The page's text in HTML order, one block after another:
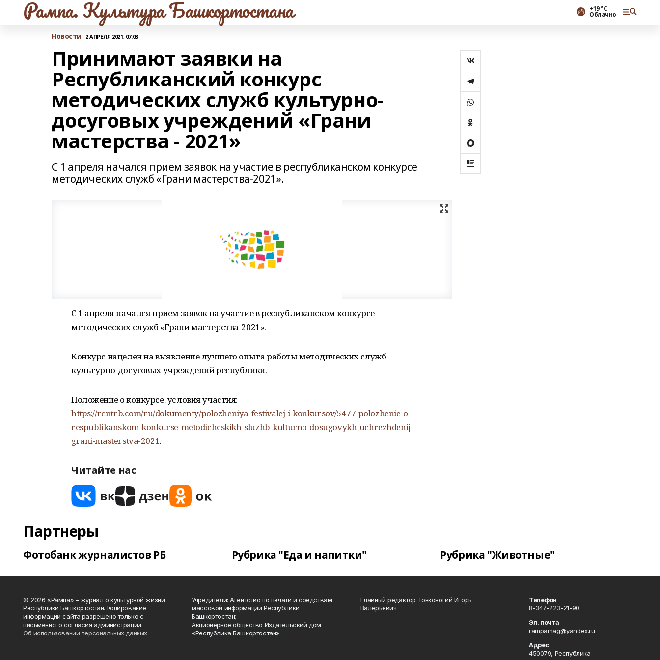
Рампа. Культура Башкортостана +19 °С
Облачно
Новости 2 АПРЕЛЯ 2021, 07:03
Принимают заявки на
Республиканский конкурс
методических служб культурно-
досуговых учреждений «Грани
мастерства - 2021»
С 1 апреля начался прием заявок на участие в республиканском конкурсе
методических служб «Грани мастерства-2021».
С 1 апреля начался прием заявок на участие в республиканском конкурсе
методических служб «Грани мастерства-2021».
Конкурс нацелен на выявление лучшего опыта работы методических служб
культурно-досуговых учреждений республики.
Положение о конкурсе, условия участия:
https://rcntrb.com/ru/dokumenty/polozheniya-festivalej-i-konkursov/5477-polozhenie-o-
respublikanskom-konkurse-metodicheskikh-sluzhb-kulturno-dosugovykh-uchrezhdenij-
grani-masterstva-2021.
Читайте нас
Партнеры
Фотобанк журналистов РБ Рубрика "Еда и напитки" Рубрика "Животные"
© 2026 «Рампа» – журнал о культурной жизни
Республики Башкортостан. Копирование
информации сайта разрешено только с
письменного согласия администрации.
Об использовании персональных данных
Учредители: Агентство по печати и средствам
массовой информации Республики
Башкортостан;
Акционерное общество Издательский дом
«Республика Башкортостан»
Главный редактор Тонконогий Игорь
Валерьевич
Телефон
8-347-223-21-90
Эл. почта
rampamag@yandex.ru
Адрес
450079, Республика